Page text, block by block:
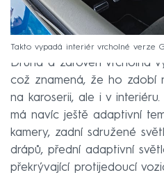
Takto vypadá interiér vrcholné verze
Druhá a zároveň vrcholná
což znamená, že ho zdobí
na karoserii, ale i v
má navíc ještě adaptivní
kamery, zadní sdružené
drápů, přední adaptivní
překrývající protijedoucí